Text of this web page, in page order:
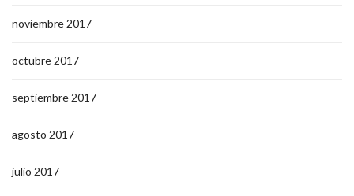
noviembre 2017
octubre 2017
septiembre 2017
agosto 2017
julio 2017